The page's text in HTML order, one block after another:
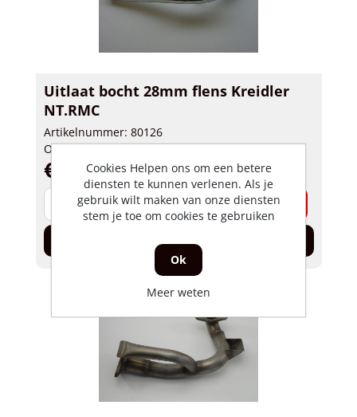
Uitlaat bocht 28mm flens Kreidler
NT.RMC
Artikelnummer: 80126
Op voorraad
€ 19,70 incl. BTW
+
In de winkelwagen
Cookies Helpen ons om een betere
diensten te kunnen verlenen. Als je
gebruik wilt maken van onze diensten
stem je toe om cookies te gebruiken
Ok
Meer weten